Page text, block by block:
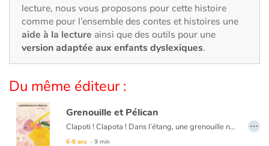
En famille
Quotidien et loisirs
À l'école
Fêtes et évènements
Amour et amitié
lecture, nous vous proposons pour cette histoire
comme pour l’ensemble des contes et histoires une
aide à la lecture ainsi que des outils pour une
version adaptée aux enfants dyslexiques.
Du même éditeur :
Grenouille et Pélican
Clapoti ! Clapota ! Dans l’étang, une grenouille nage. Passe un pélican qui, d’un coup de bec, la met sans sa poche. Mais bientôt le pélican se désespère : « Je suis affamé ! La pêche a été bien maigre et cette grenouille ne calmera pas ma faim ! ». « Attends Pélican ! » dit la grenouille qui a tout entendu. Laisse-moi m’en aller et je te promets que je grossirai. Pélican se laisse fléchir et décide d'attendre que la grenouille grossisse. Mais le temps passe et la grenouille ne grossit pas…
6-8 ans - 9 min
…